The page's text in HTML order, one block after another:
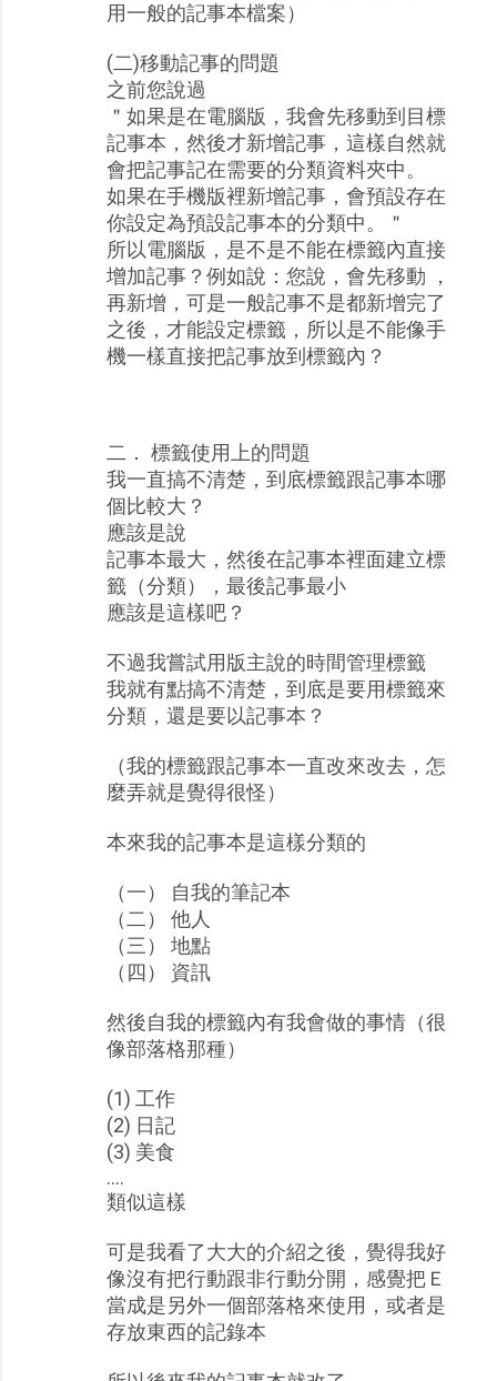
用一般的記事本檔案）
(二)移動記事的問題
之前您說過
＂如果是在電腦版，我會先移動到目標
記事本，然後才新增記事，這樣自然就
會把記事記在需要的分類資料夾中。
如果在手機版裡新增記事，會預設存在
你設定為預設記事本的分類中。＂
所以電腦版，是不是不能在標籤內直接
增加記事？例如說：您說，會先移動 ，
再新增，可是一般記事不是都新增完了
之後，才能設定標籤，所以是不能像手
機一樣直接把記事放到標籤內？
二． 標籤使用上的問題
我一直搞不清楚，到底標籤跟記事本哪
個比較大？
應該是說
記事本最大，然後在記事本裡面建立標
籤（分類），最後記事最小
應該是這樣吧？
不過我嘗試用版主說的時間管理標籤
我就有點搞不清楚，到底是要用標籤來
分類，還是要以記事本？
（我的標籤跟記事本一直改來改去，怎
麼弄就是覺得很怪）
本來我的記事本是這樣分類的
（一） 自我的筆記本
（二） 他人
（三） 地點
（四） 資訊
然後自我的標籤內有我會做的事情（很
像部落格那種）
(1) 工作
(2) 日記
(3) 美食
….
類似這樣
可是我看了大大的介紹之後，覺得我好
像沒有把行動跟非行動分開，感覺把Ｅ
當成是另外一個部落格來使用，或者是
存放東西的記錄本